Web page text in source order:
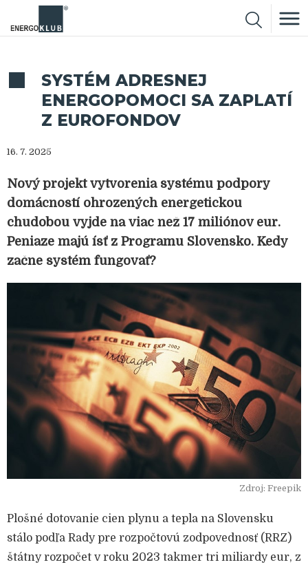
SYSTÉM ADRESNEJ
ENERGOPOMOCI SA ZAPLATÍ
Z EUROFONDOV
16. 7. 2025
Nový projekt vytvorenia systému podpory
domácností ohrozených energetickou
chudobou vyjde na viac než 17 miliónov eur.
Peniaze majú ísť z Programu Slovensko. Kedy
začne systém fungovať?
Zdroj: Freepik
Plošné dotovanie cien plynu a tepla na Slovensku
stálo podľa Rady pre rozpočtovú zodpovednosť (RRZ)
štátny rozpočet v roku 2023 takmer tri miliardy eur, z